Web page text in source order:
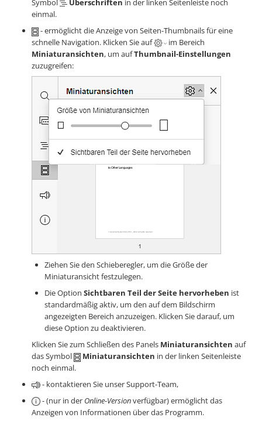
Symbol
Überschriften in der linken Seitenleiste noch
einmal.
- ermöglicht die Anzeige von Seiten-Thumbnails für eine
schnelle Navigation. Klicken Sie auf
im Bereich
Miniaturansichten, um aufThumbnail-Einstellungen
zuzugreifen:
Ziehen Sie den Schieberegler, um die Größe der
Miniaturansicht festzulegen.
Die Option Sichtbaren Teil der Seite hervorheben ist
standardmäßig aktiv, um den auf dem Bildschirm
angezeigten Bereich anzuzeigen. Klicken Sie darauf, um
diese Option zu deaktivieren.
Klicken Sie zum Schließen des Panels Miniaturansichten auf
das Symbol
Miniaturansichten in der linken Seitenleiste
noch einmal.
- kontaktieren Sie unser Support-Team,
- (nur in der Online-Versionverfügbar) ermöglicht das
Anzeigen von Informationen über das Programm.